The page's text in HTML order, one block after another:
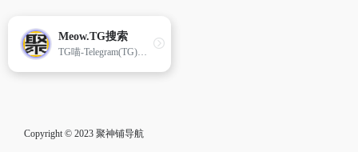
Meow.TG搜索
TG喵-Telegram(TG)中文搜索引擎、电报资源搜索工具，为您提供千万级Telegram资源的搜索，并面[…]
Copyright © 2023 聚神铺导航